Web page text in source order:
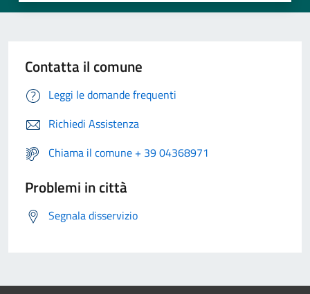
Contatta il comune
Leggi le domande frequenti
Richiedi Assistenza
Chiama il comune + 39 04368971
Problemi in città
Segnala disservizio